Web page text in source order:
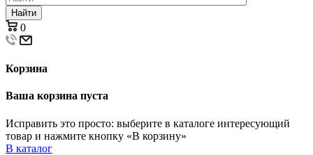
Найти
0
Корзина
Ваша корзина пуста
Исправить это просто: выберите в каталоге интересующий
товар и нажмите кнопку «В корзину»
В каталог